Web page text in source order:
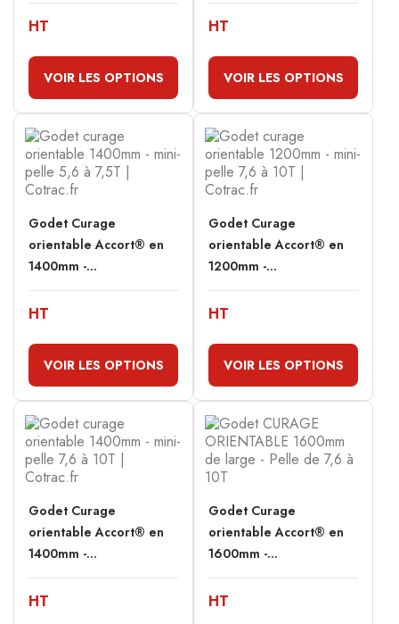
HT
VOIR LES OPTIONS
HT
VOIR LES OPTIONS
Godet Curage
orientable Accort® en
1400mm -...
HT
VOIR LES OPTIONS
Godet Curage
orientable Accort® en
1200mm -...
HT
VOIR LES OPTIONS
Godet Curage
orientable Accort® en
1400mm -...
HT
Godet Curage
orientable Accort® en
1600mm -...
HT